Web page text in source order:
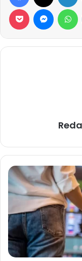
Pocket
SALVADOR
RECEBE
FEIRA
INTERCÂMBIO
GRATUITA
NESTE
SÁBADO
(26)